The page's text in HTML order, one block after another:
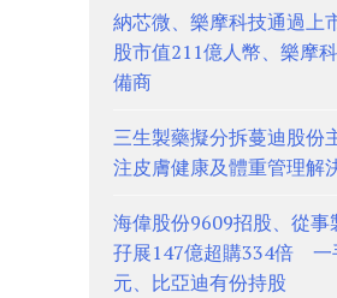
納芯微、樂摩科技通過
股市值211億人幣、樂摩
備商
三生製藥擬分拆蔓迪股
注皮膚健康及體重管理解
海偉股份9609招股、從
孖展147億超購334倍 一
元、比亞迪有份持股